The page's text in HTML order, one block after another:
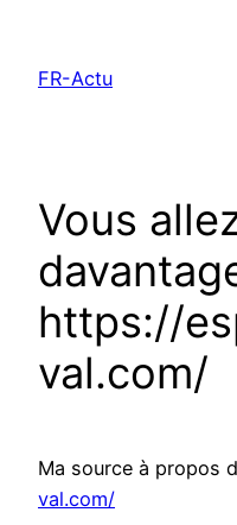
contenu
FR-Actu
Vous
https://
val.com/
Ma source à propos
val.com/